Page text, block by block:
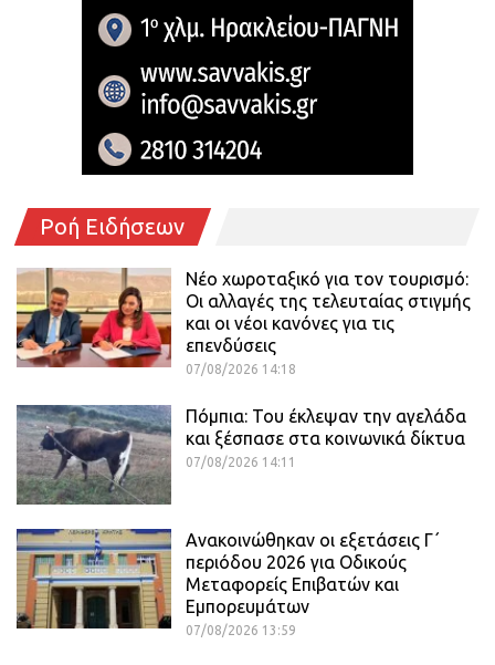
Ροή Ειδήσεων
Νέο χωροταξικό για τον τουρισμό:
Οι αλλαγές της τελευταίας στιγμής
και οι νέοι κανόνες για τις
επενδύσεις
07/08/2026 14:18
Πόμπια: Του έκλεψαν την αγελάδα
και ξέσπασε στα κοινωνικά δίκτυα
07/08/2026 14:11
Ανακοινώθηκαν οι εξετάσεις Γ΄
περιόδου 2026 για Οδικούς
Μεταφορείς Επιβατών και
Εμπορευμάτων
07/08/2026 13:59